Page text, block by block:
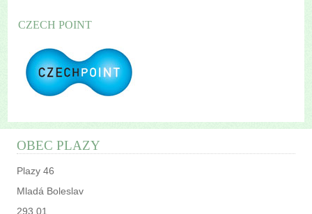
CZECH POINT
OBEC PLAZY
Plazy 46
Mladá Boleslav
293 01